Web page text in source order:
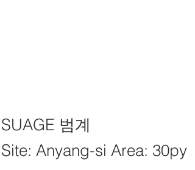
SUAGE 범계
Site: Anyang-si Area: 30py